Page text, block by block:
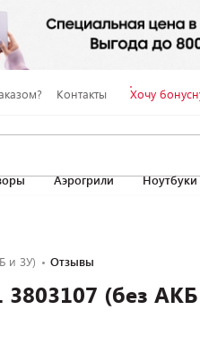
Контакты Хочу
Аэрогрили Ноутбуки
и ЗУ) Отзывы
3803107 (без